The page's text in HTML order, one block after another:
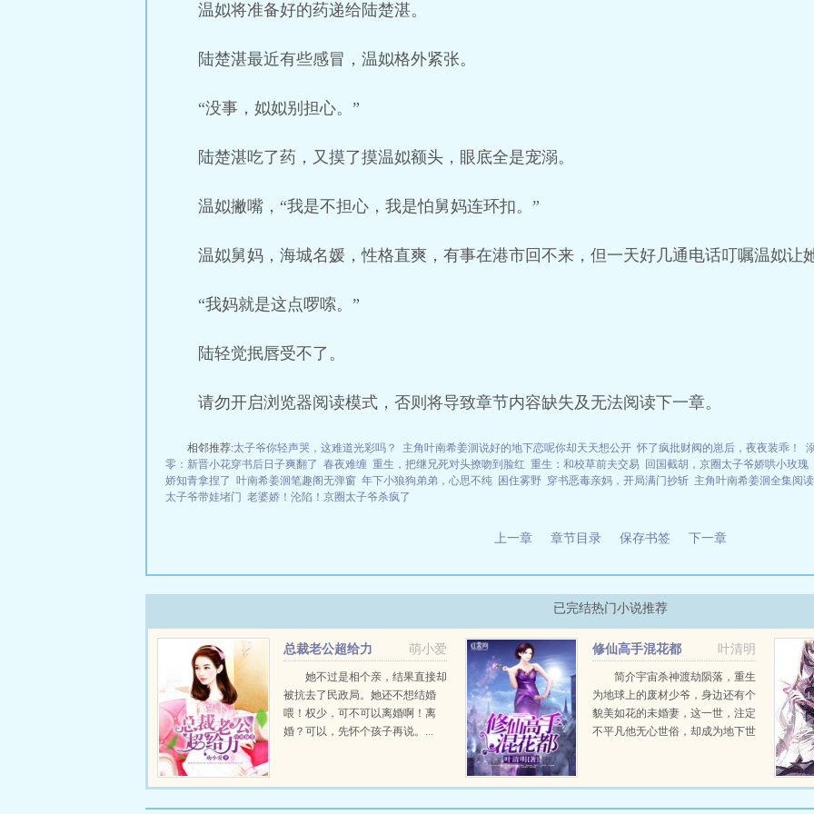
温姒将准备好的药递给陆楚湛。
陆楚湛最近有些感冒，温姒格外紧张。
“没事，姒姒别担心。”
陆楚湛吃了药，又摸了摸温姒额头，眼底全是宠溺。
温姒撇嘴，“我是不担心，我是怕舅妈连环扣。”
温姒舅妈，海城名媛，性格直爽，有事在港市回不来，但一天好几通电话叮嘱温姒让
“我妈就是这点啰嗦。”
陆轻觉抿唇受不了。
请勿开启浏览器阅读模式，否则将导致章节内容缺失及无法阅读下一章。
相邻推荐:太子爷你轻声哭，这难道光彩吗？ 主角叶南希姜洄说好的地下恋呢你却天天想公开 怀了疯批财阀的崽后，夜夜装乖！
零：新晋小花穿书后日子爽翻了 春夜难缠 重生，把继兄死对头撩吻到脸红 重生：和校草前夫交易 回国截胡，京圈太子爷娇哄小玫瑰
娇知青拿捏了 叶南希姜洄笔趣阁无弹窗 年下小狼狗弟弟，心思不纯 困住雾野 穿书恶毒亲妈，开局满门抄斩 主角叶南希姜洄全集阅读
太子爷带娃堵门 老婆娇！沦陷！京圈太子爷杀疯了
上一章 章节目录 保存书签 下一章
已完结热门小说推荐
萌小爱
总裁老公超给力
她不过是相个亲，结果直接却
被抗去了民政局。她还不想结婚
喂！权少，可不可以离婚啊！离
婚？可以，先怀个孩子再说。...
叶清明
修仙高手混花都
简介宇宙杀神渡劫陨落，重生
为地球上的废材少爷，身边还有个
貌美如花的未婚妻，这一世，注定
不平凡他无心世俗，却成为地下世